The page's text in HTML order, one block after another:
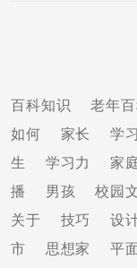
百科知识 老年
如何
家长 学习
生
学习力 家
播
男孩 校园
关于
技巧 设
市
思想家 平